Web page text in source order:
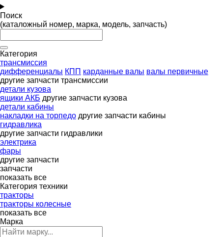
Поиск
(каталожный номер, марка, модель, запчасть)
Категория
трансмиссия
дифференциалы КПП карданные валы валы первичные
другие запчасти трансмиссии
детали кузова
ящики АКБ другие запчасти кузова
детали кабины
накладки на торпедо другие запчасти кабины
гидравлика
другие запчасти гидравлики
электрика
фары
другие запчасти
запчасти
показать все
Категория техники
тракторы
тракторы колесные
показать все
Марка